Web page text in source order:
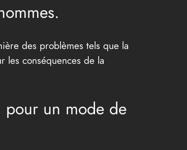
des problèmes tels que la
les conséquences de la
pour un mode de